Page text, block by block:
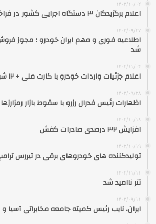
۱۴۰۳/۱۰/۰۲
اعلام برگزیدگان ۳ دستگاه اجرایی کشور در فراخوان سوم جذب
۱۴۰۳/۰۹/۲۷
اطلاعیه فوری و مهم ایران خودرو ؛ مجوز
شد
۱۴۰۲/۱۱/۰۴
اعلام جزئیات واردات خودرو با کارت ملی + ۱۲ شرط و محدودیت
۱۴۰۳/۰۹/۲۸
اظهارات رئیس فدرال رزرو با سقوط بازار
۱۴۰۲/۱۰/۱۸
افزایش ۳۲ درصدی صادرات کفش
۱۴۰۲/۱۰/۱۹
تولیدکننده های خودروهای برقی در تیررس
۱۴۰۲/۱۱/۱۱
تتر ناامید شد
۱۴۰۳/۰۹/۱۱
ایران، نایب رئیس کمیته جامعه مخابراتی آسیا